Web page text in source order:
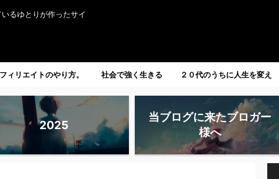
るゆとりが作ったサイ
ィリエイトのやり方。 社会で強く生きる ２０代のうちに人生を変え
たい人へ。
2025
当ブログに来たブロガー
様へ